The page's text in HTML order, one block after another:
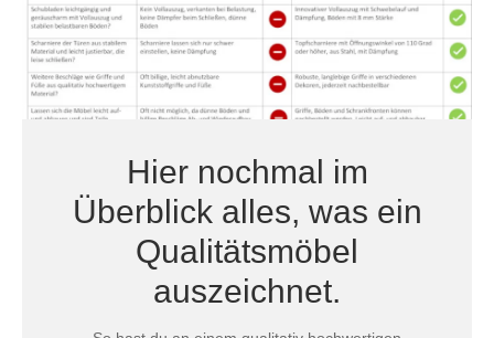
Hier nochmal im
Überblick alles, was ein
Qualitätsmöbel
auszeichnet.